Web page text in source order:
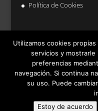
Política de Cookies
Aviso Legal
Utilizamos cookies
servicios y mostrarle
preferencias
navegación. Si continua
su uso. Puede
Estoy de acuerdo